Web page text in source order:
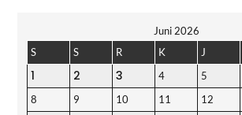
Juni 2026
S
S R K J
1 2 3 4 5
8
9 10 11 12